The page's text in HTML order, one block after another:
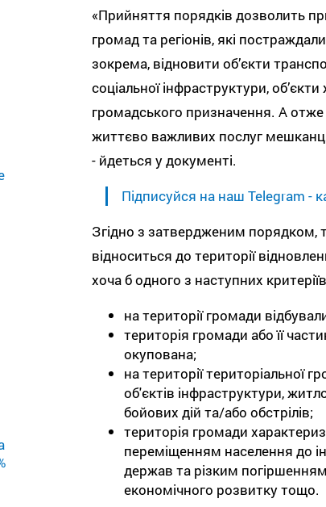
«Прийняття порядків дозволить
громад та регіонів, які
зокрема, відновити об’єкти
соціальної інфраструктури,
громадського призначення. А
життєво важливих послуг
- йдеться у документі.
Підписуйся на наш Telegram -
Згідно з затвердженим порядком,
відноситься до території
хоча б одного з наступних
на території громади
територія громади або її
окупована;
на території територіальної
об'єктів інфраструктури,
бойових дій та/або обстрілів;
територія громади
переміщенням населення до
держав та різким
економічного розвитку тощо.